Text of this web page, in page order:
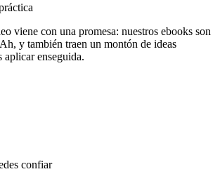
viene con una promesa: nuestros ebooks son
y también traen un montón de ideas
aplicar enseguida.
confiar